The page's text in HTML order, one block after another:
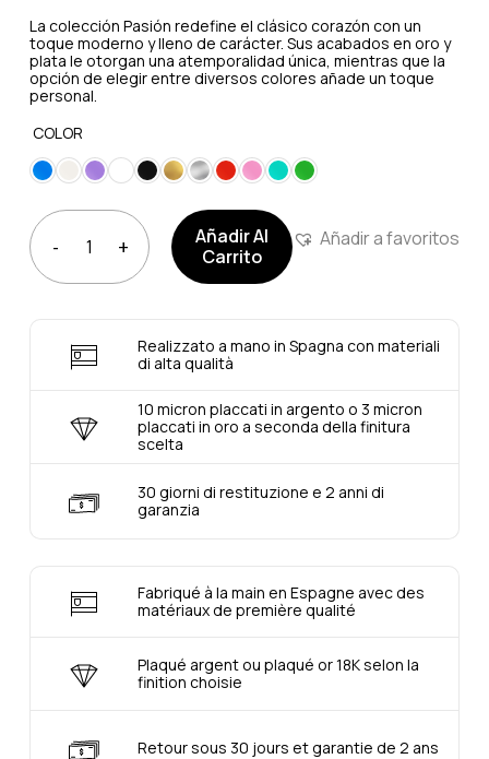
La colección Pasión redefine el clásico corazón con un
toque moderno y lleno de carácter. Sus acabados en oro y
plata le otorgan una atemporalidad única, mientras que la
opción de elegir entre diversos colores añade un toque
personal.
COLOR
Añadir Al
Carrito
Añadir a favoritos
Realizzato a mano in Spagna con materiali
di alta qualità
10 micron placcati in argento o 3 micron
placcati in oro a seconda della finitura
scelta
30 giorni di restituzione e 2 anni di
garanzia
Fabriqué à la main en Espagne avec des
matériaux de première qualité
Plaqué argent ou plaqué or 18K selon la
finition choisie
Retour sous 30 jours et garantie de 2 ans